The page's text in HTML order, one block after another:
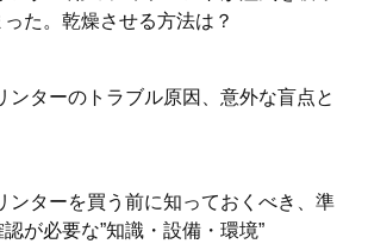
た。乾燥させる方法は？
ンターのトラブル原因、意外な盲点と
ンターを買う前に知っておくべき、準
が必要な”知識・設備・環境”